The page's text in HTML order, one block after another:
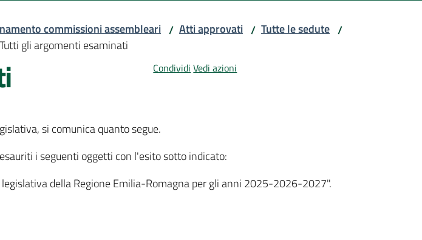
commissioni assembleari / Atti approvati / Tutte le sedute /
Tutti gli argomenti esaminati
Condividi Vedi azioni
si comunica quanto segue.
i seguenti oggetti con l'esito sotto indicato:
della Regione Emilia-Romagna per gli anni 2025-2026-2027".